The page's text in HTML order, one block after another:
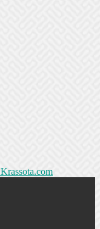
Krassota.com